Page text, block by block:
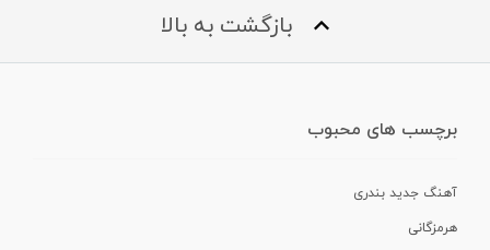
بازگشت به بالا
برچسب های محبوب
آهنگ جدید بندری
هرمزگانی